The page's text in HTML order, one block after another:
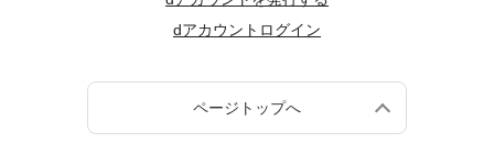
dアカウントログイン
ページトップへ